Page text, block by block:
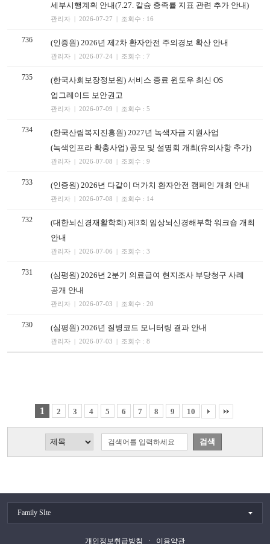
세부시행계획 안내(7.27. 칼슘 충족률 지표 관련 추가 안내)
관리자 | 2026-07-27 | 조회수 : 16
736 (인증원) 2026년 제2차 환자안전 주의경보 확산 안내
관리자 | 2026-07-24 | 조회수 : 7
735
(한국사회보장정보원) 서비스 종료 윈도우 최신 OS
업그레이드 보안권고
관리자 | 2026-07-09 | 조회수 : 5
734
(한국산림복지진흥원) 2027년 녹색자금 지원사업
(녹색인프라 확충사업) 공모 및 설명회 개최(유의사항 추가)
관리자 | 2026-07-08 | 조회수 : 9
733 (인증원) 2026년 다같이 더가치 환자안전 캠페인 개최 안내
관리자 | 2026-07-08 | 조회수 : 14
732
(대한뇌신경재활학회) 제3회 임상뇌신경해부학 워크숍 개최
안내
관리자 | 2026-07-06 | 조회수 : 3
731
(심평원) 2026년 2분기 의료급여 현지조사 부당청구 사례
공개 안내
관리자 | 2026-07-03 | 조회수 : 20
730 (심평원) 2026년 질병코드 모니터링 결과 안내
관리자 | 2026-07-03 | 조회수 : 8
1 2 3 4 5 6 7 8 9 10
Family SIte
개인정보취급방침 이용약관